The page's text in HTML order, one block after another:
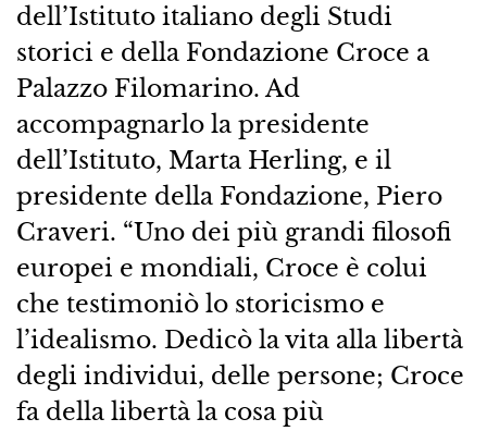
dell’Istituto italiano degli Studi
storici e della Fondazione Croce a
Palazzo Filomarino. Ad
accompagnarlo la presidente
dell’Istituto, Marta Herling, e il
presidente della Fondazione, Piero
Craveri. “Uno dei più grandi filosofi
europei e mondiali, Croce è colui
che testimoniò lo storicismo e
l’idealismo. Dedicò la vita alla libertà
degli individui, delle persone; Croce
fa della libertà la cosa più